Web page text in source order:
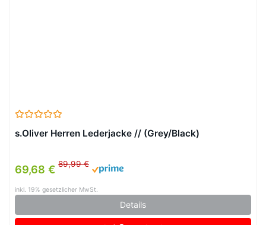
s.Oliver Herren Lederjacke // (Grey/Black)
69,68 € 89,99 €
inkl. 19% gesetzlicher MwSt.
Details